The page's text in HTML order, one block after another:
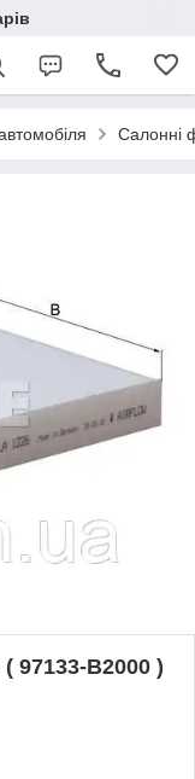
Салонні
97133-B2000 )